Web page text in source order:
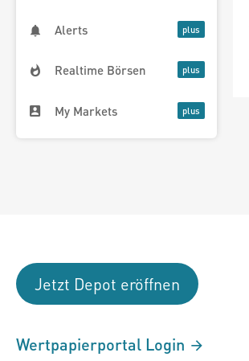
Alerts
Realtime Börsen
My Markets
Jetzt Depot eröffnen
Wertpapierportal Login